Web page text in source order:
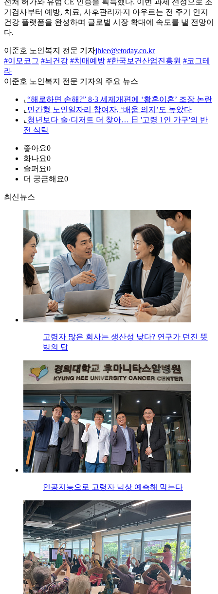
전처 허가와 유럽 CE 인증을 획득했다. 이번 과제 선정으로 조
기검사부터 예방, 치료, 사후관리까지 아우르는 전 주기 인지
건강 플랫폼을 완성하며 글로벌 시장 확대에 속도를 낼 전망이
다.
이준호 노인복지 전문 기자jhlee@etoday.co.kr
#이모코그 #뇌건강 #치매예방 #한국보건산업진흥원 #코그테
라
이준호 노인복지 전문 기자의 주요 뉴스
⌞ “해로하면 손해?” 8·3 세제개편에 ‘황혼이혼’ 조장 논란
⌞ 민간형 노인일자리 참여자, ‘배움 의지’도 높았다
⌞ 청년보다 술·디저트 더 찾아… 日 '고령 1인 가구'의 반
전 식탁
좋아요0
화나요0
슬퍼요0
더 궁금해요0
최신뉴스
고령자 많은 회사는 생산성 낮다? 연구가 던진 뜻
밖의 답
인공지능으로 고령자 낙상 예측해 막는다